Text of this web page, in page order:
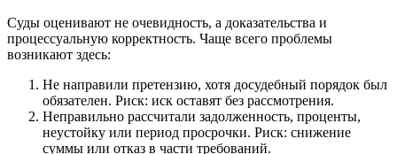
Суды оценивают не очевидность, а доказательства и
процессуальную корректность. Чаще всего проблемы
возникают здесь:
Не направили претензию, хотя досудебный порядок был
обязателен. Риск: иск оставят без рассмотрения.
Неправильно рассчитали задолженность, проценты,
неустойку или период просрочки. Риск: снижение
суммы или отказ в части требований.